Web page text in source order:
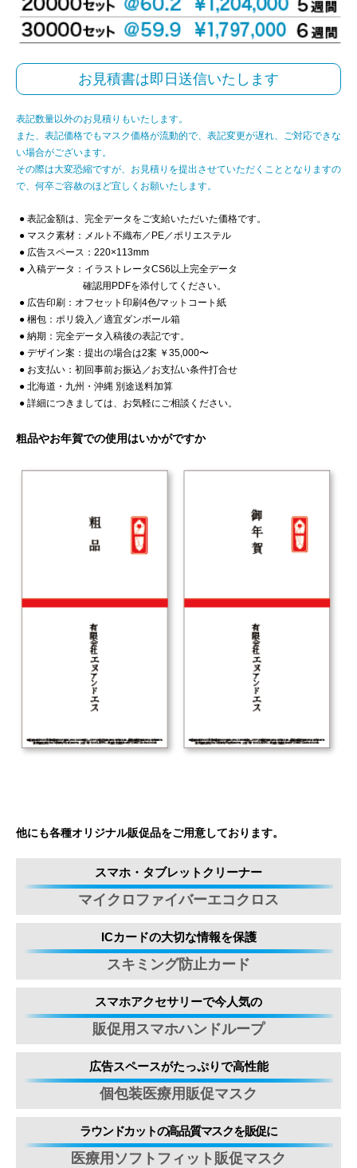
お見積書は即日送信いたします
表記数量以外のお見積りもいたします。
また、表記価格でもマスク価格が流動的で、表記変更が遅れ、ご対応できな
い場合がございます。
その際は大変恐縮ですが、お見積りを提出させていただくこととなりますの
で、何卒ご容赦のほど宜しくお願いたします。
● 表記金額は、完全データをご支給いただいた価格です。
● マスク素材：メルト不織布／PE／ポリエステル
● 広告スペース：220×113mm
● 入稿データ：イラストレータCS6以上完全データ
確認用PDFを添付してください。
● 広告印刷：オフセット印刷4色/マットコート紙
● 梱包：ポリ袋入／適宜ダンボール箱
● 納期：完全データ入稿後の表記です。
● デザイン案：提出の場合は2案 ￥35,000〜
● お支払い：初回事前お振込／お支払い条件打合せ
● 北海道・九州・沖縄 別途送料加算
● 詳細につきましては、お気軽にご相談ください。
粗品やお年賀での使用はいかがですか
他にも各種オリジナル販促品をご用意しております。
スマホ・タブレットクリーナー
マイクロファイバーエコクロス
ICカードの大切な情報を保護
スキミング防止カード
スマホアクセサリーで今人気の
販促用スマホハンドループ
広告スペースがたっぷりで高性能
個包装医療用販促マスク
ラウンドカットの高品質マスクを販促に
医療用ソフトフィット販促マスク